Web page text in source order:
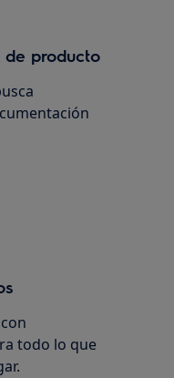
de producto
todo lo que